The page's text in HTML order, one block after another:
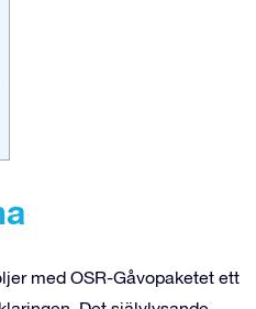
med OSR-Gåvopaketet ett